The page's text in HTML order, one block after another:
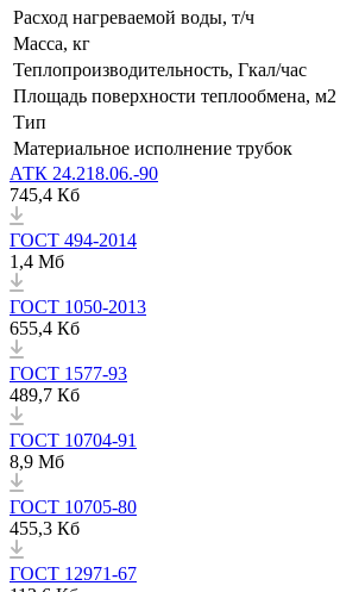
Расход нагреваемой воды, т/ч
Масса, кг
Теплопроизводительность, Гкал/час
Площадь поверхности теплообмена, м2
Тип
Материальное исполнение трубок
АТК 24.218.06.-90
745,4 Кб
ГОСТ 494-2014
1,4 Мб
ГОСТ 1050-2013
655,4 Кб
ГОСТ 1577-93
489,7 Кб
ГОСТ 10704-91
8,9 Мб
ГОСТ 10705-80
455,3 Кб
ГОСТ 12971-67